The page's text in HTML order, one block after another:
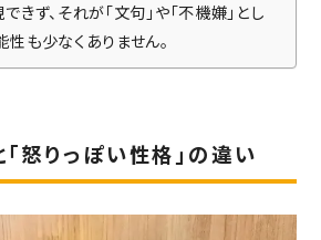
きず、それが「文句」や「不機嫌」とし
も少なくありません。
怒りっぽい性格」の違い